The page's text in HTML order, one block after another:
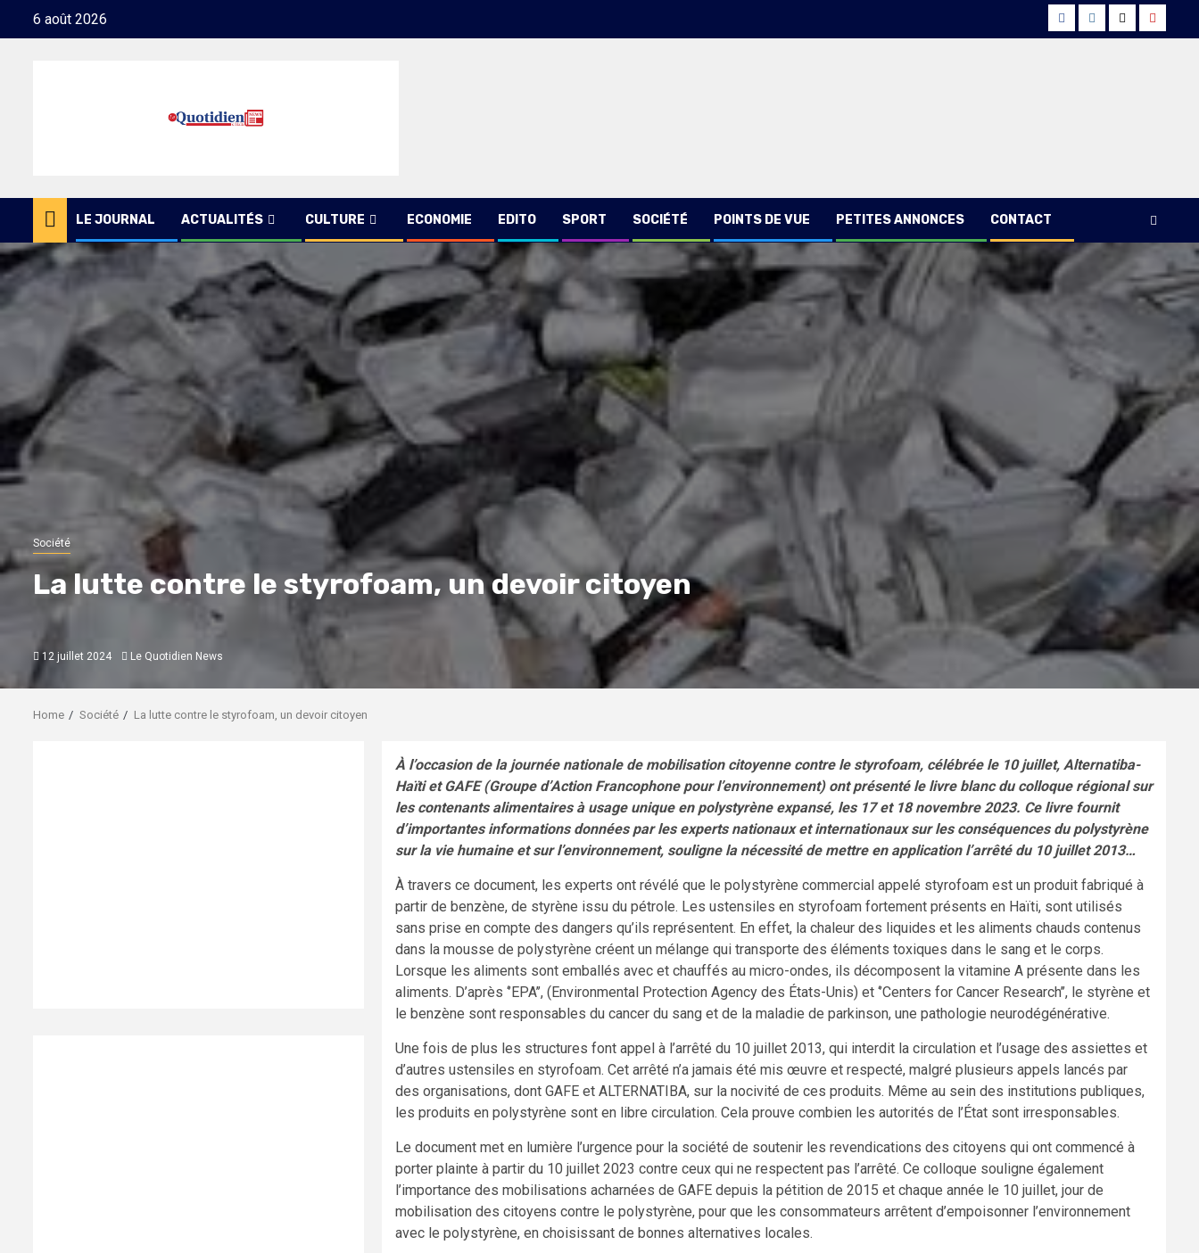
6 août 2026 FacebookInstagram
Twitter
LE JOURNAL ACTUALITÉS CULTURE ECONOMIE EDITO SPORT SOCIÉTÉ POINTS DE VUE PETITES ANNONCES CONTACT
Société
La lutte contre le styrofoam, un devoir citoyen
12 juillet 2024 Le Quotidien News
Home Société La lutte contre le styrofoam, un devoir citoyen
À l’occasion de la journée nationale de mobilisation citoyenne contre le styrofoam, célébrée le 10 juillet, Alternatiba-
Haïti et GAFE (Groupe d’Action Francophone pour l’environnement) ont présenté le livre blanc du colloque régional sur
les contenants alimentaires à usage unique en polystyrène expansé, les 17 et 18 novembre 2023. Ce livre fournit
d’importantes informations données par les experts nationaux et internationaux sur les conséquences du polystyrène
sur la vie humaine et sur l’environnement, souligne la nécessité de mettre en application l’arrêté du 10 juillet 2013…
À travers ce document, les experts ont révélé que le polystyrène commercial appelé styrofoam est un produit fabriqué à
partir de benzène, de styrène issu du pétrole. Les ustensiles en styrofoam fortement présents en Haïti, sont utilisés
sans prise en compte des dangers qu’ils représentent. En effet, la chaleur des liquides et les aliments chauds contenus
dans la mousse de polystyrène créent un mélange qui transporte des éléments toxiques dans le sang et le corps.
Lorsque les aliments sont emballés avec et chauffés au micro-ondes, ils décomposent la vitamine A présente dans les
aliments. D’après ‘’EPA’’, (Environmental Protection Agency des États-Unis) et ‘’Centers for Cancer Research’’, le styrène et
le benzène sont responsables du cancer du sang et de la maladie de parkinson, une pathologie neurodégénérative.
Une fois de plus les structures font appel à l’arrêté du 10 juillet 2013, qui interdit la circulation et l’usage des assiettes et
d’autres ustensiles en styrofoam. Cet arrêté n’a jamais été mis œuvre et respecté, malgré plusieurs appels lancés par
des organisations, dont GAFE et ALTERNATIBA, sur la nocivité de ces produits. Même au sein des institutions publiques,
les produits en polystyrène sont en libre circulation. Cela prouve combien les autorités de l’État sont irresponsables.
Le document met en lumière l’urgence pour la société de soutenir les revendications des citoyens qui ont commencé à
porter plainte à partir du 10 juillet 2023 contre ceux qui ne respectent pas l’arrêté. Ce colloque souligne également
l’importance des mobilisations acharnées de GAFE depuis la pétition de 2015 et chaque année le 10 juillet, jour de
mobilisation des citoyens contre le polystyrène, pour que les consommateurs arrêtent d’empoisonner l’environnement
avec le polystyrène, en choisissant de bonnes alternatives locales.